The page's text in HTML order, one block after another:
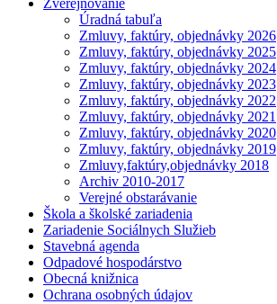
Zverejňovanie
Úradná tabuľa
Zmluvy, faktúry, objednávky 2026
Zmluvy, faktúry, objednávky 2025
Zmluvy, faktúry, objednávky 2024
Zmluvy, faktúry, objednávky 2023
Zmluvy, faktúry, objednávky 2022
Zmluvy, faktúry, objednávky 2021
Zmluvy, faktúry, objednávky 2020
Zmluvy, faktúry, objednávky 2019
Zmluvy,faktúry,objednávky 2018
Archiv 2010-2017
Verejné obstarávanie
Škola a školské zariadenia
Zariadenie Sociálnych Služieb
Stavebná agenda
Odpadové hospodárstvo
Obecná knižnica
Ochrana osobných údajov